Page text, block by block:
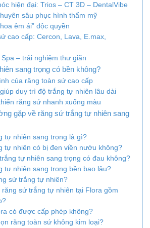
hiện đại: Trios – CT 3D – DentalVibe
sâu phục hình thẩm mỹ
êm ái” độc quyền
cao cấp: Cercon, Lava, E.max,
– trải nghiệm thư giãn
sang trọng có bền không?
của răng toàn sứ cao cấp
duy trì độ trắng tự nhiên lâu dài
răng sứ nhanh xuống màu
gặp về răng sứ trắng tự nhiên sang
tự nhiên sang trọng là gì?
tự nhiên có bị đen viền nướu không?
tự nhiên sang trọng có đau không?
tự nhiên sang trọng bền bao lâu?
sứ trắng tự nhiên?
sứ trắng tự nhiên tại Flora gồm
có được cấp phép không?
răng toàn sứ không kim loại?